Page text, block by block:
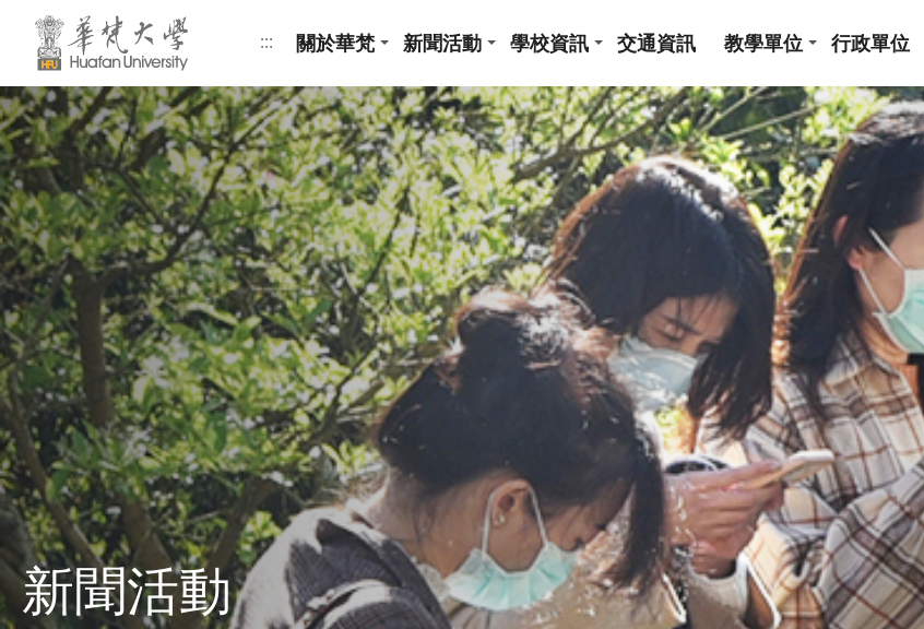
跳到頁面主要內容區
:::
關於華梵 新聞活動 學校資訊 交通資訊 教學單位 行政單位
新聞活動